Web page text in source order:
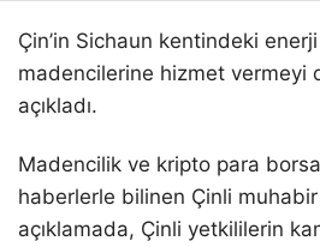
Çin’in Sichaun kentindeki
madencilerine hizmet vermeyi
açıkladı.
Madencilik ve kripto para
haberlerle bilinen Çinli muhabir
açıklamada, Çinli yetkililerin